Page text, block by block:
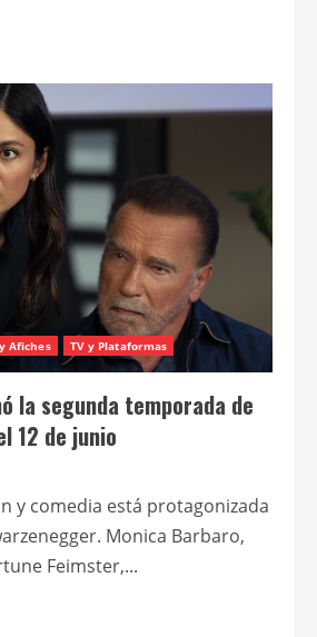
Afiches TV y Plataformas
la segunda temporada de
12 de junio
y comedia está protagonizada
Monica Barbaro,
Feimster,...